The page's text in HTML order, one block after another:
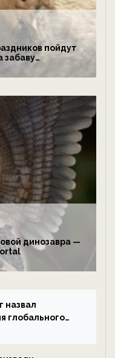
пойдут
забаву
— новости
динозавра —
назвал
глобального